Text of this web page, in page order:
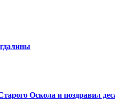
Оскола и поздравил